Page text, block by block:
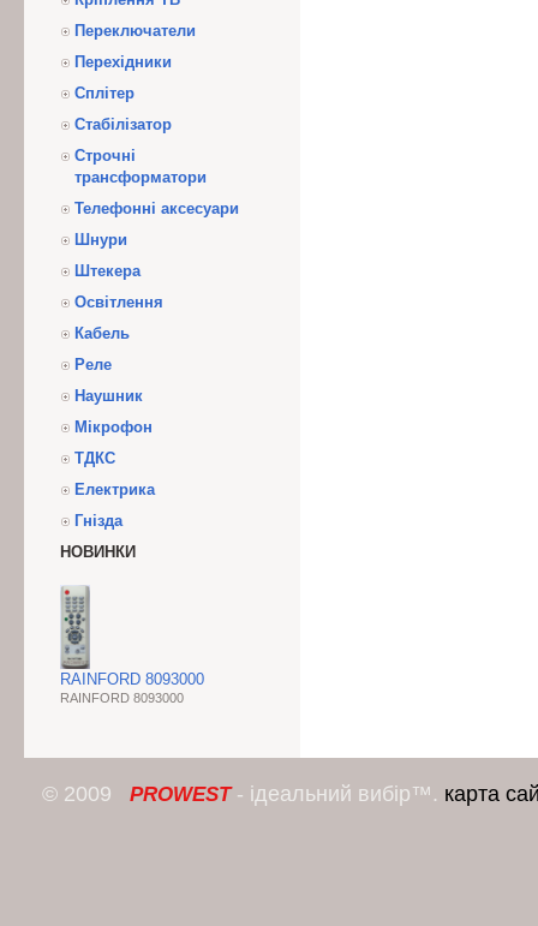
Переключатели
Перехідники
Сплітер
Стабілізатор
Строчні
трансформатори
Телефонні аксесуари
Шнури
Штекера
Освітлення
Кабель
Реле
Наушник
Мікрофон
ТДКС
Електрика
Гнізда
НОВИНКИ
RAINFORD 8093000
RAINFORD 8093000
© 2009 PROWEST- ідеальний вибір™. карта